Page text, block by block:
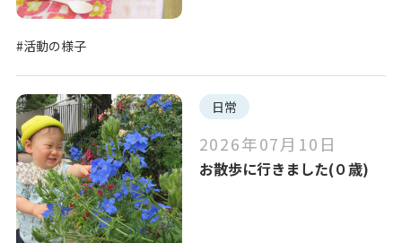
#活動の様子
日常
2026年07月10日
お散歩に行きました(０歳)